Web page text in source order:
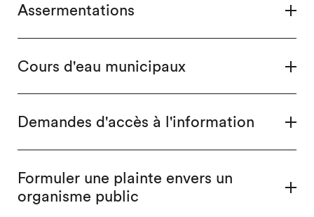
Assermentations
Cours d'eau municipaux
Demandes d'accès à l'information
Formuler une plainte envers un
organisme public